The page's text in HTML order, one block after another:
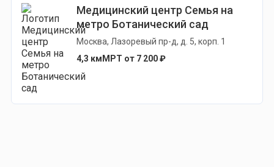
Медицинский центр Семья на
метро Ботанический сад
Москва, Лазоревый пр-д, д. 5, корп. 1
4,3 км МРТ от 7 200 ₽